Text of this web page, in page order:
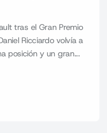
tras el Gran Premio
Ricciardo volvía a
posición y un gran...